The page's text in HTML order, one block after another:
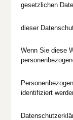
gesetzlichen
dieser
Wenn Sie diese
identifiziert